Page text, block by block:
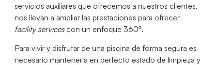
servicios auxiliares que ofrecemos a nuestros clientes,
nos llevan a ampliar las prestaciones para ofrecer
facility servicescon un enfoque 360º.
Para vivir y disfrutar de una piscina de forma segura es
necesario mantenerla en perfecto estado de limpieza y